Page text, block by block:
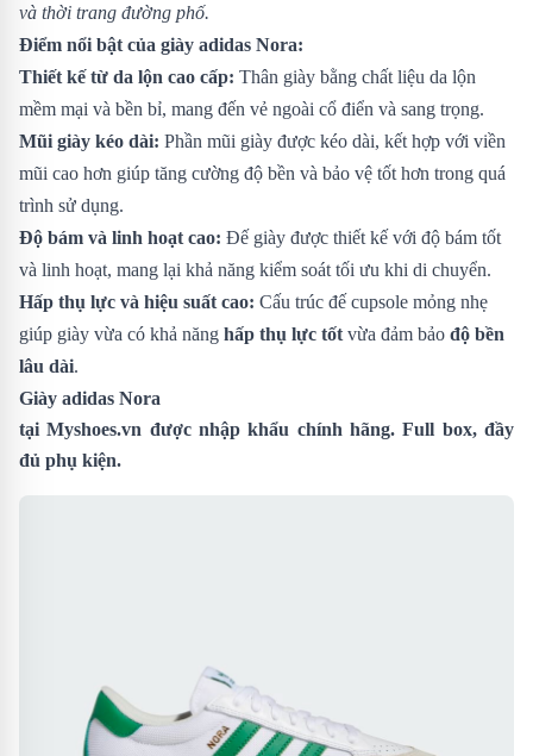
và thời trang đường phố.
Điểm nổi bật của giày adidas Nora:
Thiết kế từ da lộn cao cấp: Thân giày bằng chất liệu da lộn
mềm mại và bền bỉ, mang đến vẻ ngoài cổ điển và sang trọng.
Mũi giày kéo dài: Phần mũi giày được kéo dài, kết hợp với viền
mũi cao hơn giúp tăng cường độ bền và bảo vệ tốt hơn trong quá
trình sử dụng.
Độ bám và linh hoạt cao: Đế giày được thiết kế với độ bám tốt
và linh hoạt, mang lại khả năng kiểm soát tối ưu khi di chuyển.
Hấp thụ lực và hiệu suất cao: Cấu trúc đế cupsole mỏng nhẹ
giúp giày vừa có khả năng hấp thụ lực tốt vừa đảm bảo độ bền
lâu dài.
Giày adidas Nora
tạiMyshoes.vn được nhập khẩu chính hãng. Full box, đầy
đủ phụ kiện.